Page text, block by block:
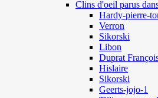
Clins d'oeil parus
Hardy-pierre-
Verron
Sikorski
Libon
Duprat
Hislaire
Sikorski
Geerts-jojo-1